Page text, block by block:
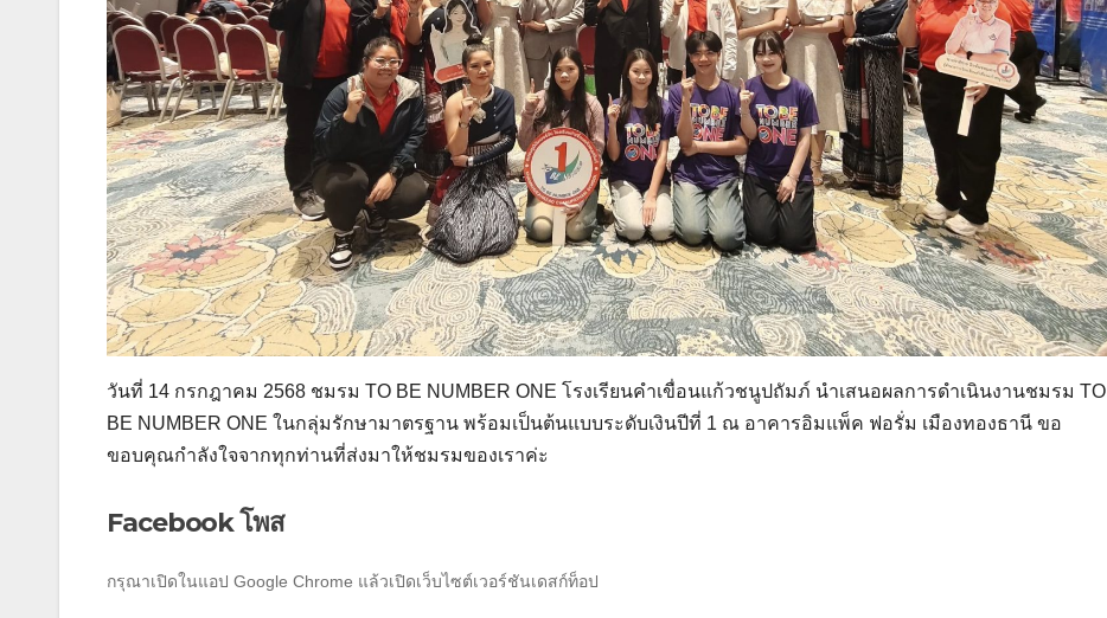
วันที่ 14 กรกฎาคม 2568 ชมรม TO BE NUMBER ONE โรงเรียนคำเขื่อนแก้วชนูปถัมภ์ นำเสนอผลการดำเนินงานชมรม TO
BE NUMBER ONE ในกลุ่มรักษามาตรฐาน พร้อมเป็นต้นแบบระดับเงินปีที่ 1 ณ อาคารอิมแพ็ค ฟอรั่ม เมืองทองธานี ขอ
ขอบคุณกำลังใจจากทุกท่านที่ส่งมาให้ชมรมของเราค่ะ
Facebook โพส
กรุณาเปิดในแอป Google Chrome แล้วเปิดเว็บไซต์เวอร์ชันเดสก์ท็อป